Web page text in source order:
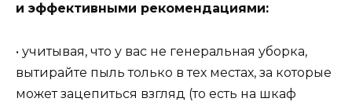
и эффективными рекомендациями:
• учитывая, что у вас не генеральная уборка,
вытирайте пыль только в тех местах, за которые
может зацепиться взгляд (то есть на шкаф